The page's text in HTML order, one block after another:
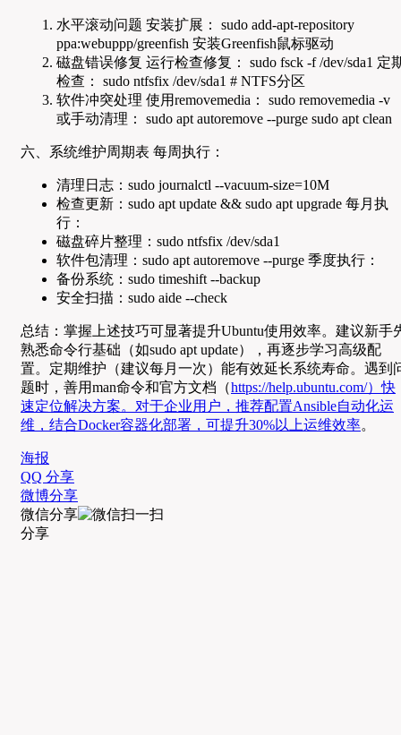
水平滚动问题 安装扩展： sudo add-apt-repository
ppa:webuppp/greenfish 安装Greenfish鼠标驱动
磁盘错误修复 运行检查修复： sudo fsck -f /dev/sda1 定
检查： sudo ntfsfix /dev/sda1 # NTFS分区
软件冲突处理 使用removemedia： sudo removemedia -v
或手动清理： sudo apt autoremove --purge sudo apt clean
六、系统维护周期表 每周执行：
清理日志：sudo journalctl --vacuum-size=10M
检查更新：sudo apt update && sudo apt upgrade 每月执
行：
磁盘碎片整理：sudo ntfsfix /dev/sda1
软件包清理：sudo apt autoremove --purge 季度执行：
备份系统：sudo timeshift --backup
安全扫描：sudo aide --check
总结：掌握上述技巧可显著提升Ubuntu使用效率。建议新手
熟悉命令行基础（如sudo apt update），再逐步学习高级配
置。定期维护（建议每月一次）能有效延长系统寿命。遇到
题时，善用man命令和官方文档（https://help.ubuntu.com/）快
速定位解决方案。对于企业用户，推荐配置Ansible自动化运
维，结合Docker容器化部署，可提升30%以上运维效率。
海报
QQ 分享
微博分享
微信分享
分享